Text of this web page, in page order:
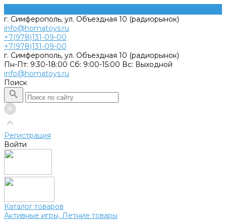
г. Симферополь, ул. Объездная 10 (радиорынок)
info@homatoys.ru
+7(978)131-09-00
+7(978)131-09-00
г. Симферополь, ул. Объездная 10 (радиорынок)
Пн-Пт: 9:30-18:00 Cб: 9:00-15:00 Вс: Выходной
info@homatoys.ru
Поиск
Регистрация
Войти
Каталог товаров
Активные игры, Летние товары